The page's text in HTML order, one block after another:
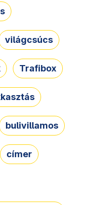
világcsúcs
Trafibox
bulivillamos
címer